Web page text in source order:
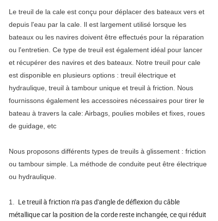
Le treuil de la cale est conçu pour déplacer des bateaux vers et
depuis l'eau par la cale. Il est largement utilisé lorsque les
bateaux ou les navires doivent être effectués pour la réparation
ou l'entretien. Ce type de treuil est également idéal pour lancer
et récupérer des navires et des bateaux. Notre treuil pour cale
est disponible en plusieurs options : treuil électrique et
hydraulique, treuil à tambour unique et treuil à friction. Nous
fournissons également les accessoires nécessaires pour tirer le
bateau à travers la cale: Airbags, poulies mobiles et fixes, roues
de guidage, etc
Nous proposons différents types de treuils à glissement : friction
ou tambour simple. La méthode de conduite peut être électrique
ou hydraulique.
1.
Le treuil à friction n'a pas d'angle de déflexion du câble
métallique car la position de la corde reste inchangée, ce qui réduit